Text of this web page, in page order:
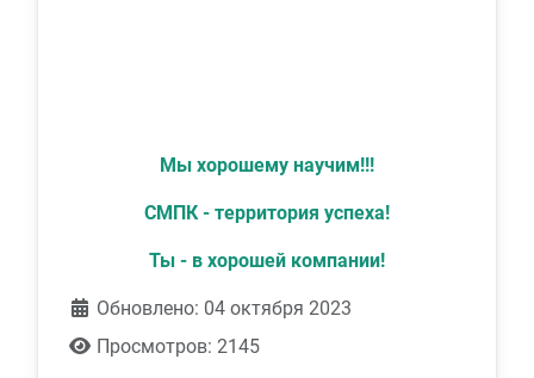
Мы хорошему научим!!!
СМПК - территория успеха!
Ты - в хорошей компании!
Обновлено: 04 октября 2023
Просмотров: 2145